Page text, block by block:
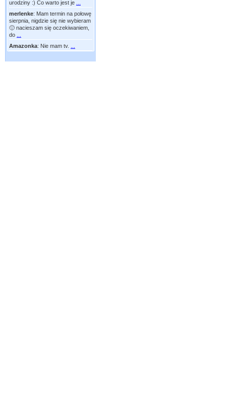
urodziny :) Co warto jest je
merlenke: Mam termin na połowę
sierpnia, nigdzie się nie wybieram
🙂 nacieszam się oczekiwaniem,
do
Amazonka: Nie mam tv.